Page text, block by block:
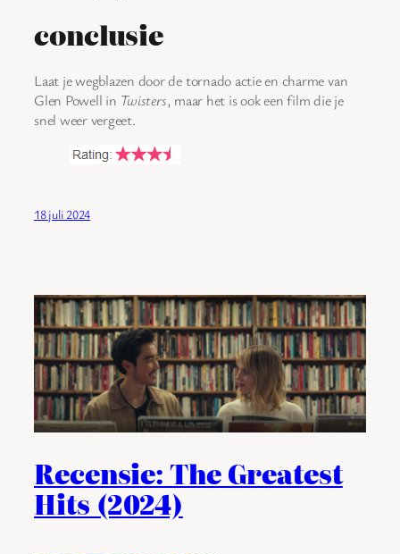
conclusie
Laat je wegblazen door de tornado actie en charme van
Glen Powell in Twisters, maar het is ook een film die je
snel weer vergeet.
18 juli 2024
Recensie: The Greatest
Hits (2024)